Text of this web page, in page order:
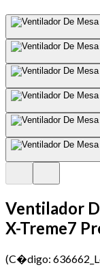
Ventilador
X-Treme7
(C�digo: